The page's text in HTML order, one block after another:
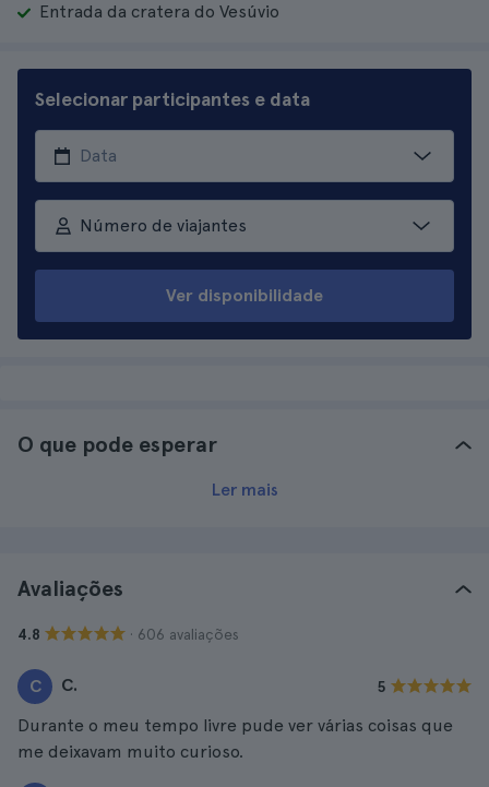
Entrada da cratera do Vesúvio
Selecionar participantes e data
Número de viajantes
Ver disponibilidade
O que pode esperar
Ler mais
Avaliações
4.8 · 606 avaliações
C C. 5
Durante o meu tempo livre pude ver várias coisas que
me deixavam muito curioso.